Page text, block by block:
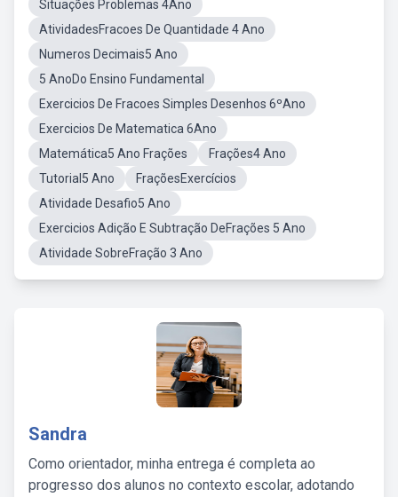
Situações Problemas 4Ano
AtividadesFracoes De Quantidade 4 Ano
Numeros Decimais5 Ano
5 AnoDo Ensino Fundamental
Exercicios De Fracoes Simples Desenhos 6ºAno
Exercicios De Matematica 6Ano
Matemática5 Ano Frações
Frações4 Ano
Tutorial5 Ano
FraçõesExercícios
Atividade Desafio5 Ano
Exercicios Adição E Subtração DeFrações 5 Ano
Atividade SobreFração 3 Ano
Sandra
Como orientador, minha entrega é completa ao
progresso dos alunos no contexto escolar, adotando